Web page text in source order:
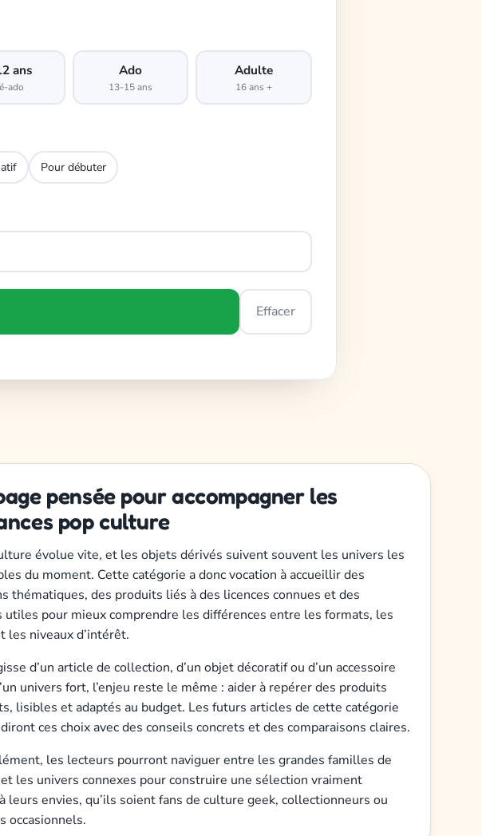
ans
ado
Ado
13-15 ans
Adulte
16 ans +
Pour débuter
Effacer
pensée pour accompagner les
pop culture
évolue vite, et les objets dérivés suivent souvent les univers les
du moment. Cette catégorie a donc vocation à accueillir des
thématiques, des produits liés à des licences connues et des
utiles pour mieux comprendre les différences entre les formats, les
les niveaux d’intérêt.
d’un article de collection, d’un objet décoratif ou d’un accessoire
univers fort, l’enjeu reste le même : aider à repérer des produits
lisibles et adaptés au budget. Les futurs articles de cette catégorie
ces choix avec des conseils concrets et des comparaisons claires.
les lecteurs pourront naviguer entre les grandes familles de
les univers connexes pour construire une sélection vraiment
leurs envies, qu’ils soient fans de culture geek, collectionneurs ou
occasionnels.